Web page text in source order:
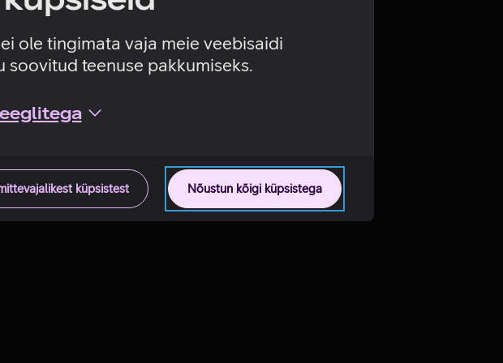
ole tingimata vaja meie veebisaidi
teenuse pakkumiseks.
Nõustun kõigi küpsistega
küpsistest